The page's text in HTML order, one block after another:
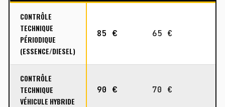
CONTRÔLE
TECHNIQUE
PÉRIODIQUE
(ESSENCE/DIESEL)
85 € 65 €
CONTRÔLE
TECHNIQUE
VÉHICULE HYBRIDE
90 € 70 €